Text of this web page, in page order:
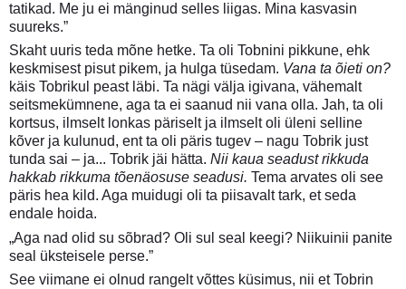
tatikad. Me ju ei mänginud selles liigas. Mina kasvasin
suureks.”
Skaht uuris teda mõne hetke. Ta oli Tobnini pikkune, ehk
keskmisest pisut pikem, ja hulga tüsedam. Vana ta õieti on?
käis Tobrikul peast läbi. Ta nägi välja igivana, vähemalt
seitsmekümnene, aga ta ei saanud nii vana olla. Jah, ta oli
kortsus, ilmselt lonkas päriselt ja ilmselt oli üleni selline
kõver ja kulunud, ent ta oli päris tugev – nagu Tobrik just
tunda sai – ja... Tobrik jäi hätta. Nii kaua seadust rikkuda
hakkab rikkuma tõenäosuse seadusi. Tema arvates oli see
päris hea kild. Aga muidugi oli ta piisavalt tark, et seda
endale hoida.
„Aga nad olid su sõbrad? Oli sul seal keegi? Niikuinii panite
seal üksteisele perse.”
See viimane ei olnud rangelt võttes küsimus, nii et Tobrin